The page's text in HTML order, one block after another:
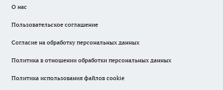
О нас
Пользовательское соглашение
Согласие на обработку персональных данных
Политика в отношении обработки персональных данных
Политика использования файлов cookie